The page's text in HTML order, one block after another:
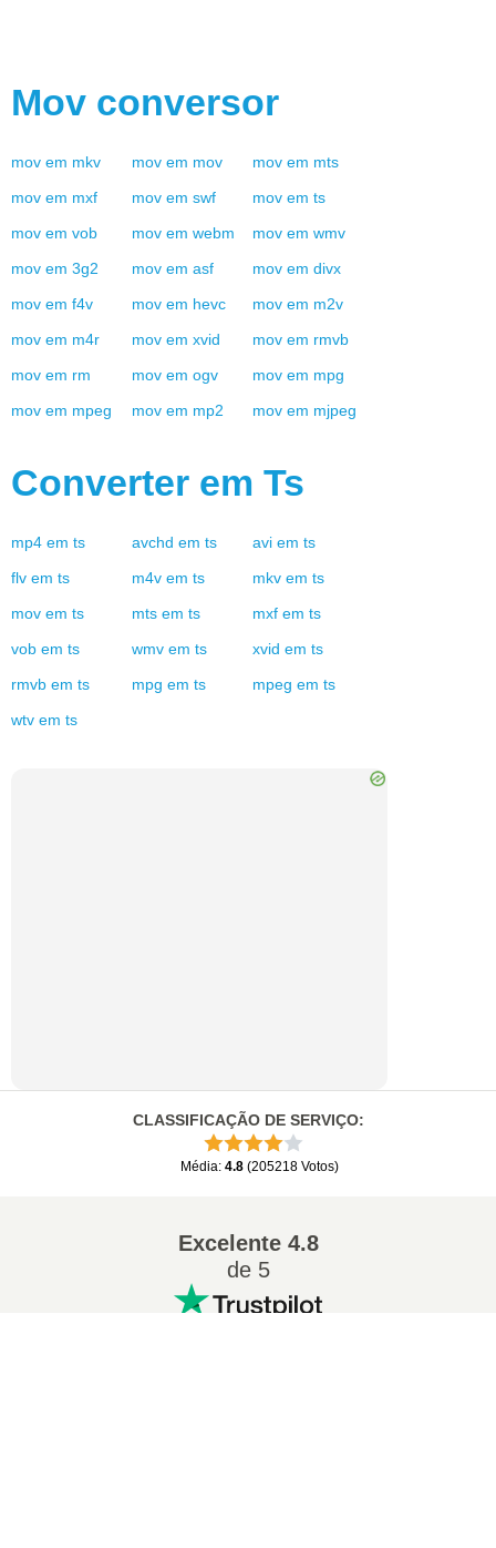
Mov conversor
mov em mkv mov em mov mov em mts
mov em mxf mov em swf mov em ts
mov em vob mov em webm mov em wmv
mov em 3g2 mov em asf mov em divx
mov em f4v mov em hevc mov em m2v
mov em m4r mov em xvid mov em rmvb
mov em rm mov em ogv mov em mpg
mov em mpeg mov em mp2 mov em mjpeg
Converter em Ts
mp4 em ts avchd em ts avi em ts
flv em ts m4v em ts mkv em ts
mov em ts mts em ts mxf em ts
vob em ts wmv em ts xvid em ts
rmvb em ts mpg em ts mpeg em ts
wtv em ts
CLASSIFICAÇÃO DE SERVIÇO:
Média: 4.8 (205218 Votos)
Excelente4.8
de 5